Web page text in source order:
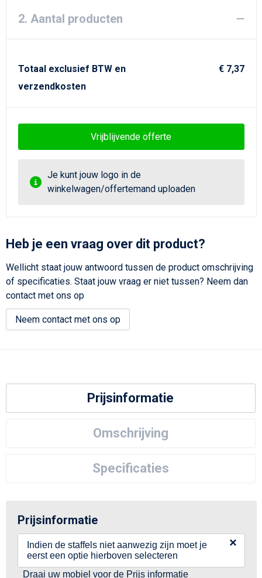
2. Aantal producten
Totaal exclusief BTW en
verzendkosten
€ 7,37
Vrijblijvende offerte
Je kunt jouw logo in de
winkelwagen/offertemand uploaden
Heb je een vraag over dit product?
Wellicht staat jouw antwoord tussen de product omschrijving
of specificaties. Staat jouw vraag er niet tussen? Neem dan
contact met ons op
Neem contact met ons op
Prijsinformatie
Omschrijving
Specificaties
Prijsinformatie
Indien de staffels niet aanwezig zijn moet je
eerst een optie hierboven selecteren
×
Draai uw mobiel voor de Prijs informatie